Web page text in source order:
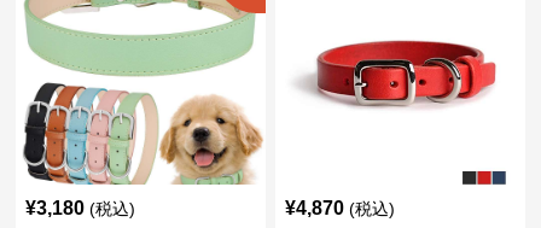
¥3,180 (税込) ¥4,870 (税込)